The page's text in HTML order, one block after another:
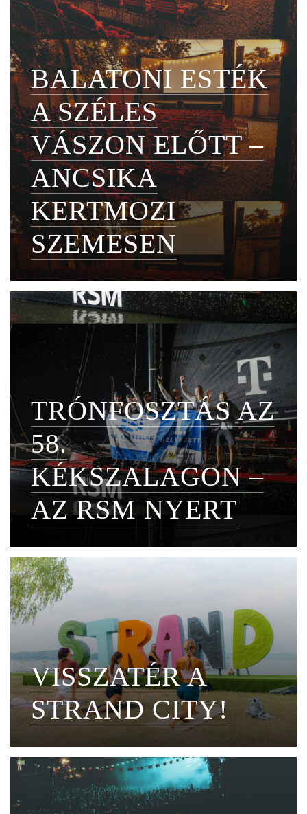
BALATONI ESTÉK
A SZÉLES
VÁSZON ELŐTT –
ANCSIKA
KERTMOZI
SZEMESEN
TRÓNFOSZTÁS AZ
58.
KÉKSZALAGON –
AZ RSM NYERT
VISSZATÉR A
STRAND CITY!